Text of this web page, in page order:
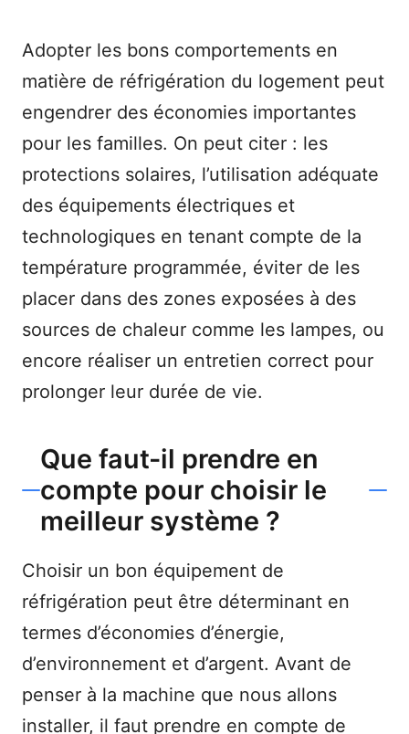
Adopter les bons comportements en
matière de réfrigération du logement peut
engendrer des économies importantes
pour les familles. On peut citer : les
protections solaires, l’utilisation adéquate
des équipements électriques et
technologiques en tenant compte de la
température programmée, éviter de les
placer dans des zones exposées à des
sources de chaleur comme les lampes, ou
encore réaliser un entretien correct pour
prolonger leur durée de vie.
Que faut-il prendre en
compte pour choisir le
meilleur système ?
Choisir un bon équipement de
réfrigération peut être déterminant en
termes d’économies d’énergie,
d’environnement et d’argent. Avant de
penser à la machine que nous allons
installer, il faut prendre en compte de